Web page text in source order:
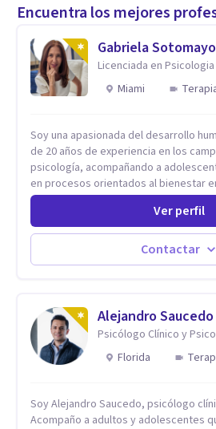
Encuentra los mejores
Gabriela
Licenciada en Psicologia
Miami
Soy una apasionada del desarrollo
de 20 años de experiencia en los
psicología, acompañando a
en procesos orientados al bienestar
mental. Mi visión es contribuir, a través de mi trabajo, a que
las personas accedan a una vida más
sentido. Considero que esto es
desarrollamos una mayor conciencia
interior y de la manera en que
basado en la comprensión, la
ritmo de cada persona. Integro
de la psicología con un enfoque
ayudar a mis clientes a comprender
resiliencia y bienestar. Creo profundamente en la
autoconciencia como un camino
Ver perfil
Contactar
Alejandro Saucedo
Psicólogo Clínico y
Florida
Soy Alejandro Saucedo, psicólogo
Acompaño a adultos y adolescentes